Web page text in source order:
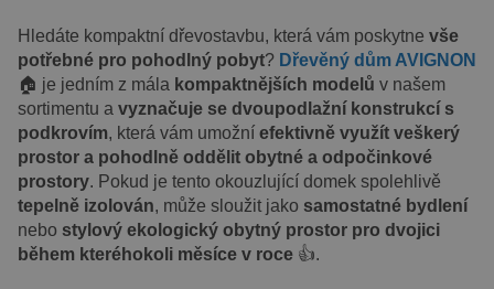
Hledáte kompaktní dřevostavbu, která vám poskytne vše
potřebné pro pohodlný pobyt? Dřevěný dům AVIGNON
🏠 je jedním z mála kompaktnějších modelů v našem
sortimentu a vyznačuje se dvoupodlažní konstrukcí s
podkrovím, která vám umožní efektivně využít veškerý
prostor a pohodlně oddělit obytné a odpočinkové
prostory. Pokud je tento okouzlující domek spolehlivě
tepelně izolován, může sloužit jako samostatné bydlení
nebo stylový ekologický obytný prostor pro dvojici
během kteréhokoli měsíce v roce 👍.